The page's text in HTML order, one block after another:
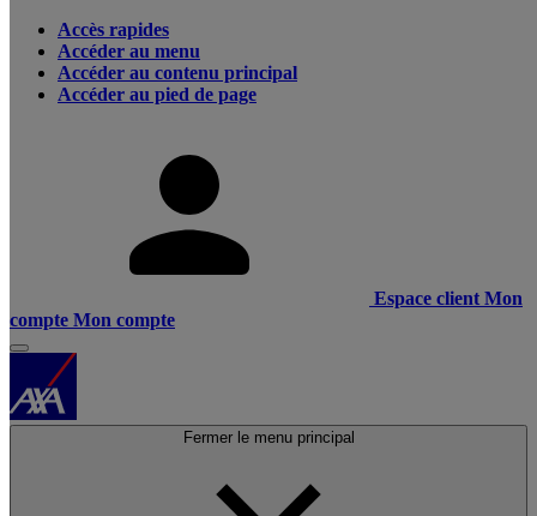
Accès rapides
Accéder au menu
Accéder au contenu principal
Accéder au pied de page
Espace client Mon
compte Mon compte
Fermer le menu principal